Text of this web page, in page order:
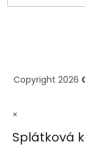
Copyright 2026
×
Splátková